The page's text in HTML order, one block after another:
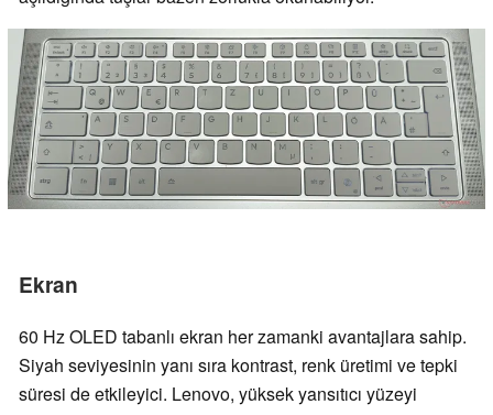
Ekran
60 Hz OLED tabanlı ekran her zamanki avantajlara sahip.
Siyah seviyesinin yanı sıra kontrast, renk üretimi ve tepki
süresi de etkileyici. Lenovo, yüksek yansıtıcı yüzeyi